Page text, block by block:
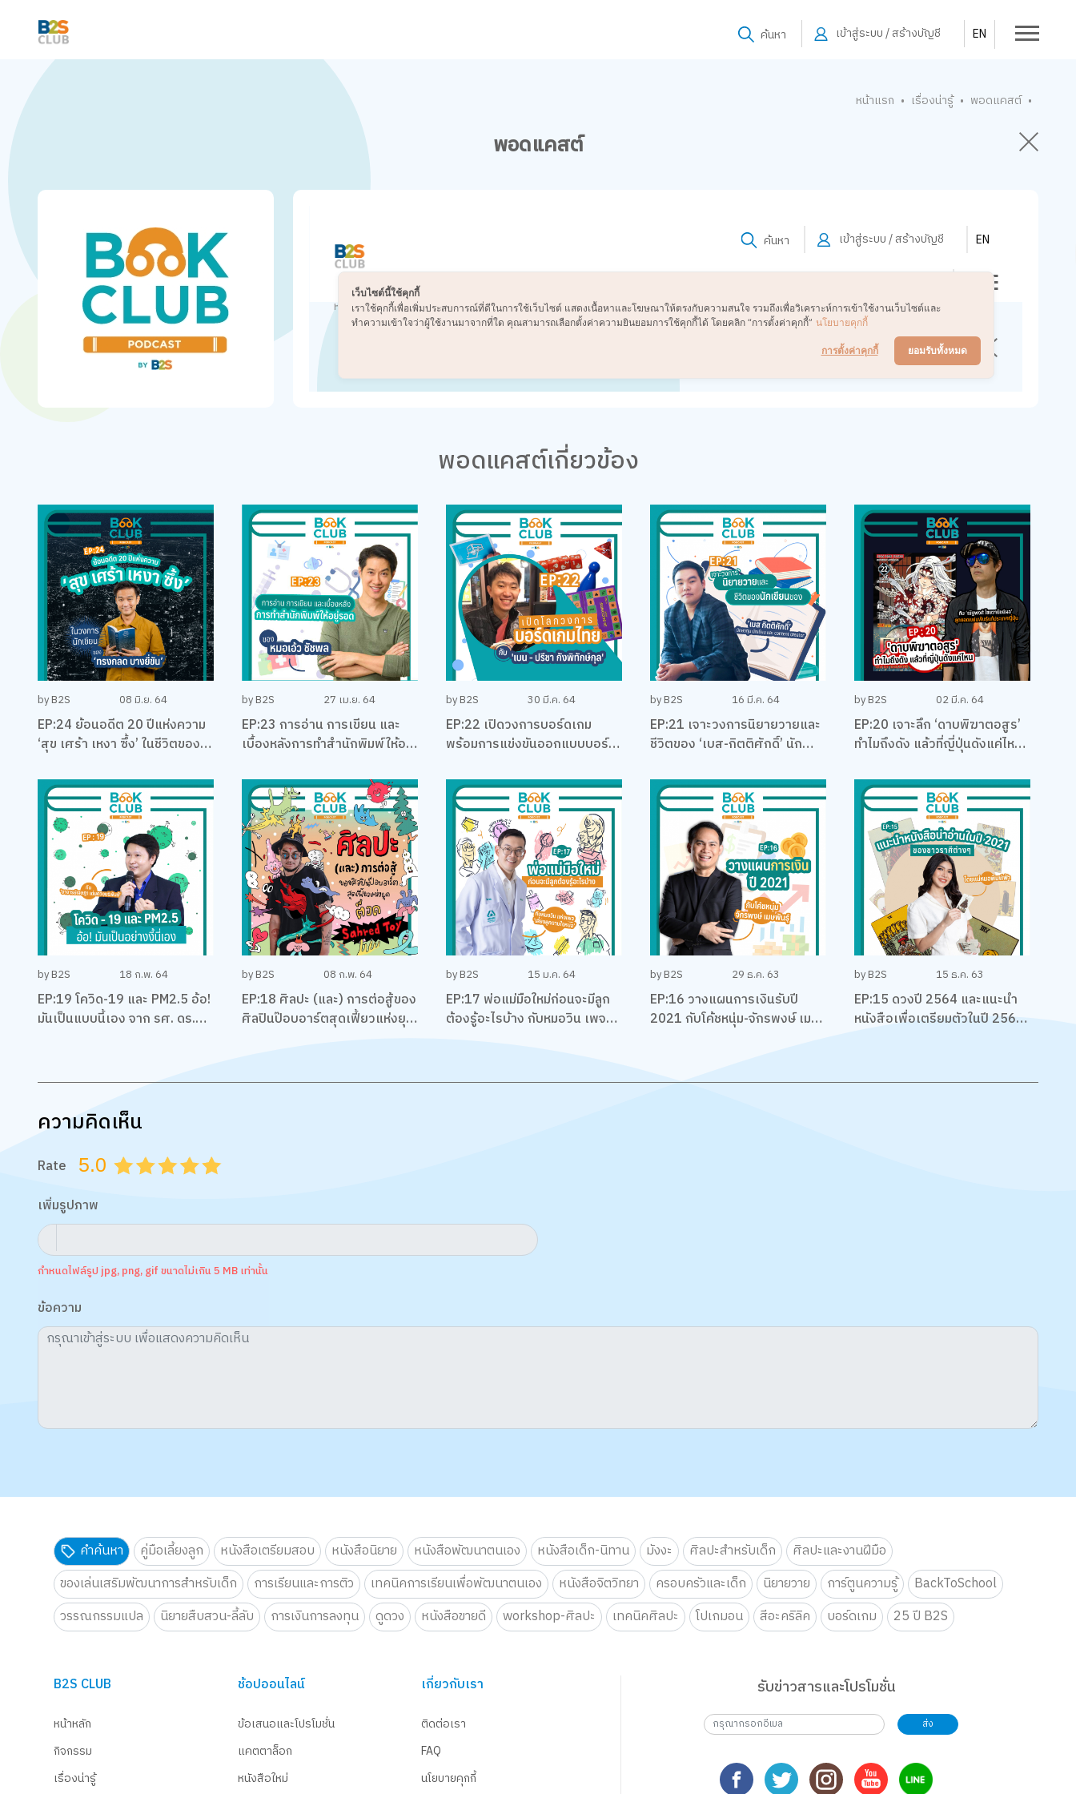
ค้นหา เข้าสู่ระบบ / สร้างบัญชี EN
หน้าแรก • เรื่องน่ารู้ • พอดแคสต์ •
พอดแคสต์
พอดแคสต์เกี่ยวข้อง
by B2S 08 มิ.ย. 64
EP:24 ย้อนอดีต 20 ปีแห่งความ
‘สุข เศร้า เหงา ซึ้ง’ ในชีวิตของ
‘ทรงกลด บางยี่ขัน’
by B2S 27 เม.ย. 64
EP:23 การอ่าน การเขียน และ
เบื้องหลังการทำสำนักพิมพ์ให้อยู่
แนะนำ กับหมอเอ้ว ชัชพล
by B2S 30 มี.ค. 64
EP:22 เปิดวงการบอร์ดเกม
พร้อมการแข่งขันออกแบบบอร์ด
ประเทศไทยกับ เบน – ปรีชา กัง
พิทักษ์กุล
by B2S 16 มี.ค. 64
EP:21 เจาะวงการนิยายวายและ
ชีวิตของ ‘เบส-กิตติศักดิ์’ นัก
by B2S 02 มี.ค. 64
EP:20 เจาะลึก ‘ดาบพิฆาตอสูร’
ทำไมถึงดัง แล้วที่ญี่ปุ่นดังแค่ไหน
ณัฐพงศ์ ไชยวานิชย์ผล
by B2S 18 ก.พ. 64
EP:19 โควิด-19 และ PM2.5 อ้อ!
มันเป็นแบบนี้เอง จาก รศ. ดร.
by B2S 08 ก.พ. 64
EP:18 ศิลปะ (และ) การต่อสู้ของ
ศิลปินป๊อบอาร์ตสุดเฟี้ยวแห่งยุค
by B2S 15 ม.ค. 64
EP:17 พ่อแม่มือใหม่ก่อนจะมีลูก
ต้องรู้อะไรบ้าง กับหมอวิน เพจ
by B2S 29 ธ.ค. 63
EP:16 วางแผนการเงินรับปี
2021 กับโค้ชหนุ่ม-จักรพงษ์ เมม
by B2S 15 ธ.ค. 63
EP:15 ดวงปี 2564 และแนะนำ
หนังสือเพื่อเตรียมตัวในปี 2564
ความคิดเห็น
Rate 5.0 4.5
4.0
3.5
3.0
2.5
2.0
1.5
1.0
0.5
เพิ่มรูปภาพ
กำหนดไฟล์รูป jpg, png, gif ขนาดไม่เกิน 5 MB เท่านั้น
ข้อความ
คำค้นหา คู่มือเลี้ยงลูก หนังสือเตรียมสอบ หนังสือนิยาย หนังสือพัฒนาตนเอง หนังสือเด็ก-นิทาน มังงะ ศิลปะสำหรับเด็ก
ศิลปะและงานฝีมือ
ของเล่นเสริมพัฒนาการสำหรับเด็ก
การเรียนและการติว เทคนิคการเรียนเพื่อพัฒนาตนเอง หนังสือจิตวิทยา ครอบครัวและเด็ก นิยายวาย การ์ตูนความรู้
BackToSchool
วรรณกรรมแปล
นิยายสืบสวน-ลี้ลับ การเงินการลงทุน ดูดวง หนังสือขายดี workshop-ศิลปะ เทคนิคศิลปะ โปเกมอน สีอะคริลิค บอร์ดเกม 25 ปี B2S
B2S CLUB
หน้าหลัก
กิจกรรม
เรื่องน่ารู้
ช้อปออนไลน์
ข้อเสนอและโปรโมชั่น
แคตตาล็อก
หนังสือใหม่
เกี่ยวกับเรา
ติดต่อเรา
FAQ
นโยบายคุกกี้
รับข่าวสารและโปรโมชั่น
ส่ง